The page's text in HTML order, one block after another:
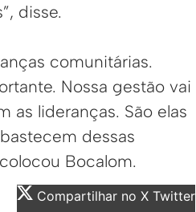
disse.
comunitárias.
Nossa gestão vai
as lideranças. São elas
dessas
Bocalom.
Compartilhar no X Twitter